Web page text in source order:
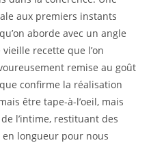
aux premiers instants
aborde avec un angle
recette que l’on
remise au goût
confirme la réalisation
être tape-à-l’oeil, mais
l’intime, restituant des
longueur pour nous